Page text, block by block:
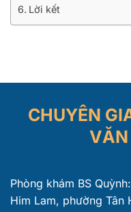
Lời kết
CHUYÊN
VĂN
Phòng khám BS
Him Lam, phường Tân